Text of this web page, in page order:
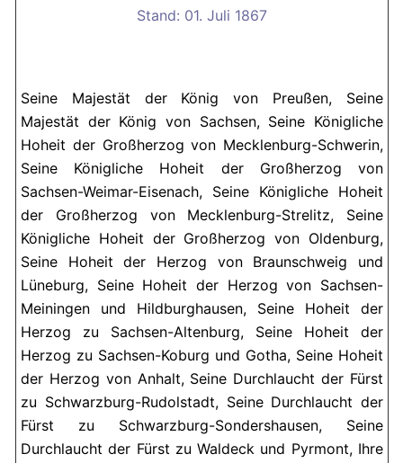
Stand: 01. Juli 1867
Seine Majestät der König von Preußen, Seine
Majestät der König von Sachsen, Seine Königliche
Hoheit der Großherzog von Mecklenburg-Schwerin,
Seine Königliche Hoheit der Großherzog von
Sachsen-Weimar-Eisenach, Seine Königliche Hoheit
der Großherzog von Mecklenburg-Strelitz, Seine
Königliche Hoheit der Großherzog von Oldenburg,
Seine Hoheit der Herzog von Braunschweig und
Lüneburg, Seine Hoheit der Herzog von Sachsen-
Meiningen und Hildburghausen, Seine Hoheit der
Herzog zu Sachsen-Altenburg, Seine Hoheit der
Herzog zu Sachsen-Koburg und Gotha, Seine Hoheit
der Herzog von Anhalt, Seine Durchlaucht der Fürst
zu Schwarzburg-Rudolstadt, Seine Durchlaucht der
Fürst zu Schwarzburg-Sondershausen, Seine
Durchlaucht der Fürst zu Waldeck und Pyrmont, Ihre